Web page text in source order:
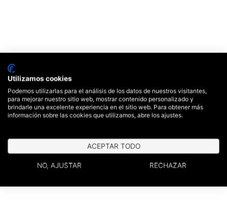
Utilizamos cookies
Podemos utilizarlas para el análisis de los datos de nuestros visitantes,
para mejorar nuestro sitio web, mostrar contenido personalizado y
brindarle una excelente experiencia en el sitio web. Para obtener más
información sobre las cookies que utilizamos, abre los ajustes.
ACEPTAR TODO
NO, AJUSTAR RECHAZAR